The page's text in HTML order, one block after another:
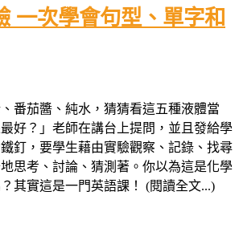
一次學會句型、單字和
、番茄醬、純水，猜猜看這五種液體當
好？」老師在講台上提問，並且發給學
釘，要學生藉由實驗觀察、記錄、找尋
思考、討論、猜測著。你以為這是化學
其實這是一門英語課！ (閱讀全文...)